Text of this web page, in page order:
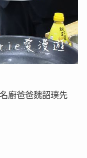
廚爸爸魏韶璞先